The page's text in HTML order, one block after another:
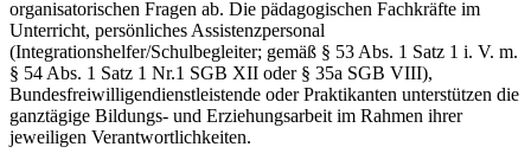
organisatorischen Fragen ab. Die pädagogischen Fachkräfte im
Unterricht, persönliches Assistenzpersonal
(Integrationshelfer/Schulbegleiter; gemäß § 53 Abs. 1 Satz 1 i. V. m.
§ 54 Abs. 1 Satz 1 Nr.1 SGB XII oder § 35a SGB VIII),
Bundesfreiwilligendienstleistende oder Praktikanten unterstützen die
ganztägige Bildungs- und Erziehungsarbeit im Rahmen ihrer
jeweiligen Verantwortlichkeiten.